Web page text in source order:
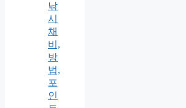
낚
시
채
비,
방
법,
포
인